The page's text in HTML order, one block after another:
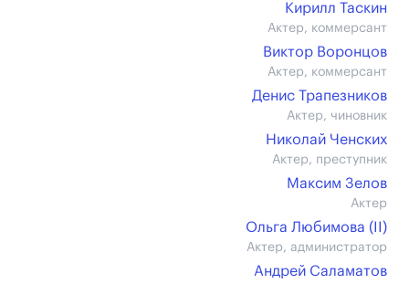
Кирилл Таскин
Актер, коммерсант
Виктор Воронцов
Актер, коммерсант
Денис Трапезников
Актер, чиновник
Николай Ченских
Актер, преступник
Максим Зелов
Актер
Ольга Любимова (II)
Актер, администратор
Андрей Саламатов